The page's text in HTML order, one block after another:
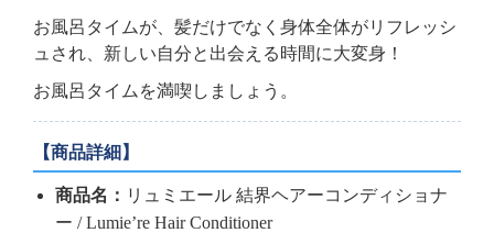
お風呂タイムが、髪だけでなく身体全体がリフレッシ
ュされ、新しい自分と出会える時間に大変身！
お風呂タイムを満喫しましょう。
【商品詳細】
商品名： リュミエール 結界ヘアーコンディショナ
ー / Lumie’re Hair Conditioner